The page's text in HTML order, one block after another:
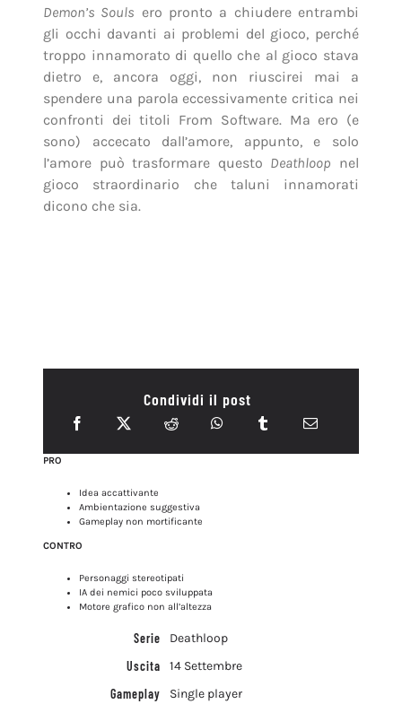
Demon’s Souls ero pronto a chiudere entrambi
gli occhi davanti ai problemi del gioco, perché
troppo innamorato di quello che al gioco stava
dietro e, ancora oggi, non riuscirei mai a
spendere una parola eccessivamente critica nei
confronti dei titoli From Software. Ma ero (e
sono) accecato dall’amore, appunto, e solo
l’amore può trasformare questo Deathloop nel
gioco straordinario che taluni innamorati
dicono che sia.
Condividi il post
PRO
Idea accattivante
Ambientazione suggestiva
Gameplay non mortificante
CONTRO
Personaggi stereotipati
IA dei nemici poco sviluppata
Motore grafico non all’altezza
Serie
Deathloop
Uscita
14 Settembre
Gameplay
Single player